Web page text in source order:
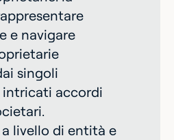
e navigare
singoli
intricati accordi
livello di entità e